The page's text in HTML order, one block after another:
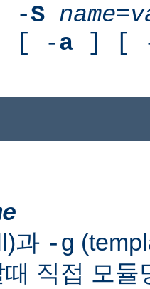
-S name=
[ -a ] [
과 -g
직접 모듈